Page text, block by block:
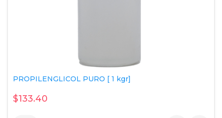
PROPILENGLICOL PURO [ 1 kgr]
$133.40